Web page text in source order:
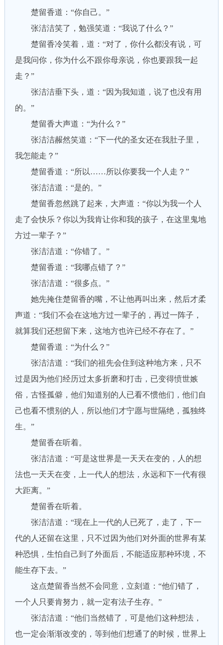
楚留香道：“你自己。”
张洁洁笑了，勉强笑道：“我说了什么？”
楚留香冷笑着，道：“对了，你什么都没有说，可
是我问你，你为什么不跟你母亲说，你也要跟我一起
走？”
张洁洁垂下头，道：“因为我知道，说了也没有用
的。”
楚留香大声道：“为什么？”
张洁洁赧然笑道：“下一代的圣女还在我肚子里，
我怎能走？”
楚留香道：“所以……所以你要我一个人走？”
张洁洁道：“是的。”
楚留香忽然跳了起来，大声道：“你以为我一个人
走了会快乐？你以为我肯让你和我的孩子，在这里鬼地
方过一辈子？”
张洁洁道：“你错了。”
楚留香道：“我哪点错了？”
张洁洁道：“很多点。”
她先掩住楚留香的嘴，不让他再叫出来，然后才柔
声道：“我们不会在这地方过一辈子的，再过一阵子，
就算我们还想留下来，这地方也许已经不存在了。”
楚留香道：“为什么？”
张洁洁道：“我们的祖先会住到这种地方来，只不
过是因为他们经历过太多折磨和打击，已变得愤世嫉
俗，古怪孤僻，他们知道别的人已看不惯他们，他们自
己也看不惯别的人，所以他们才宁愿与世隔绝，孤独终
生。”
楚留香在听着。
张洁洁道：“可是这世界是一天天在变的，人的想
法也一天天在变，上一代人的想法，永远和下一代有很
大距离。”
楚留香在听着。
张洁洁道：“现在上一代的人已死了，走了，下一
代的人还留在这里，只不过因为他们对外面的世界有某
种恐惧，生怕自己到了外面后，不能适应那种环境，不
能生存下去。”
这点楚留香当然不会同意，立刻道：“他们错了，
一个人只要肯努力，就一定有法子生存。”
张洁洁道：“他们当然错了，可是他们这种想法，
也一定会渐渐改变的，等到他们想通了的时候，世界上